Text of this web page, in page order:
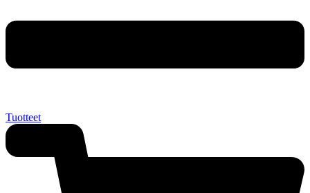
Tuotteet